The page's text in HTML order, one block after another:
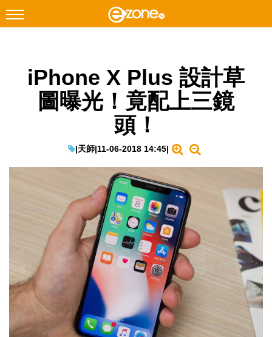
Facebook Instagram
科技焦點
教學評測
生成式AI與雲端應用
Enterprise Digital Transformation
特集
iPhone X Plus 設計草
圖曝光！竟配上三鏡
頭！
|天師|11-06-2018 14:45|